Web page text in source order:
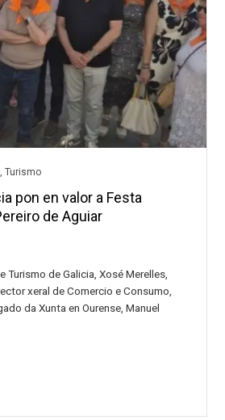
,Turismo
pon en valor a Festa
de Aguiar
Turismo de Galicia, Xosé Merelles,
xeral de Comercio e Consumo,
da Xunta en Ourense, Manuel